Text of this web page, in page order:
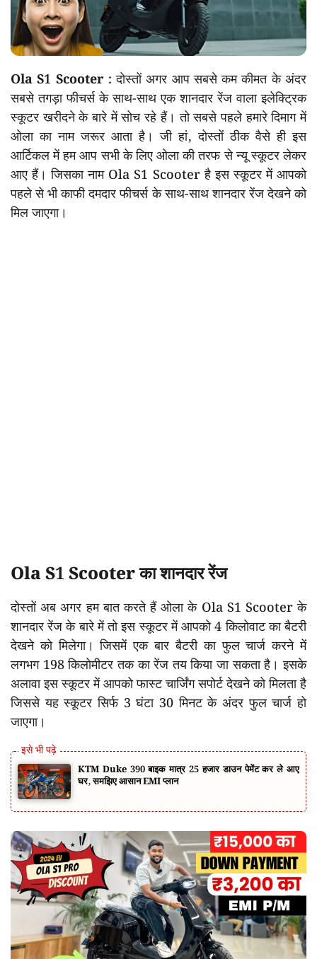
Ola S1 Scooter : दोस्तों अगर आप सबसे कम कीमत के अंदर
सबसे तगड़ा फीचर्स के साथ-साथ एक शानदार रेंज वाला इलेक्ट्रिक
स्कूटर खरीदने के बारे में सोच रहे हैं। तो सबसे पहले हमारे दिमाग में
ओला का नाम जरूर आता है। जी हां, दोस्तों ठीक वैसे ही इस
आर्टिकल में हम आप सभी के लिए ओला की तरफ से न्यू स्कूटर लेकर
आए हैं। जिसका नाम Ola S1 Scooter है इस स्कूटर में आपको
पहले से भी काफी दमदार फीचर्स के साथ-साथ शानदार रेंज देखने को
मिल जाएगा।
Ola S1 Scooter का शानदार रेंज
दोस्तों अब अगर हम बात करते हैं ओला के Ola S1 Scooter के
शानदार रेंज के बारे में तो इस स्कूटर में आपको 4 किलोवाट का बैटरी
देखने को मिलेगा। जिसमें एक बार बैटरी का फुल चार्ज करने में
लगभग 198 किलोमीटर तक का रेंज तय किया जा सकता है। इसके
अलावा इस स्कूटर में आपको फास्ट चार्जिंग सपोर्ट देखने को मिलता है
जिससे यह स्कूटर सिर्फ 3 घंटा 30 मिनट के अंदर फुल चार्ज हो
जाएगा।
KTM Duke 390 बाइक मात्र 25 हजार डाउन पेमेंट कर ले आए
घर, समझिए आसान EMI प्लान